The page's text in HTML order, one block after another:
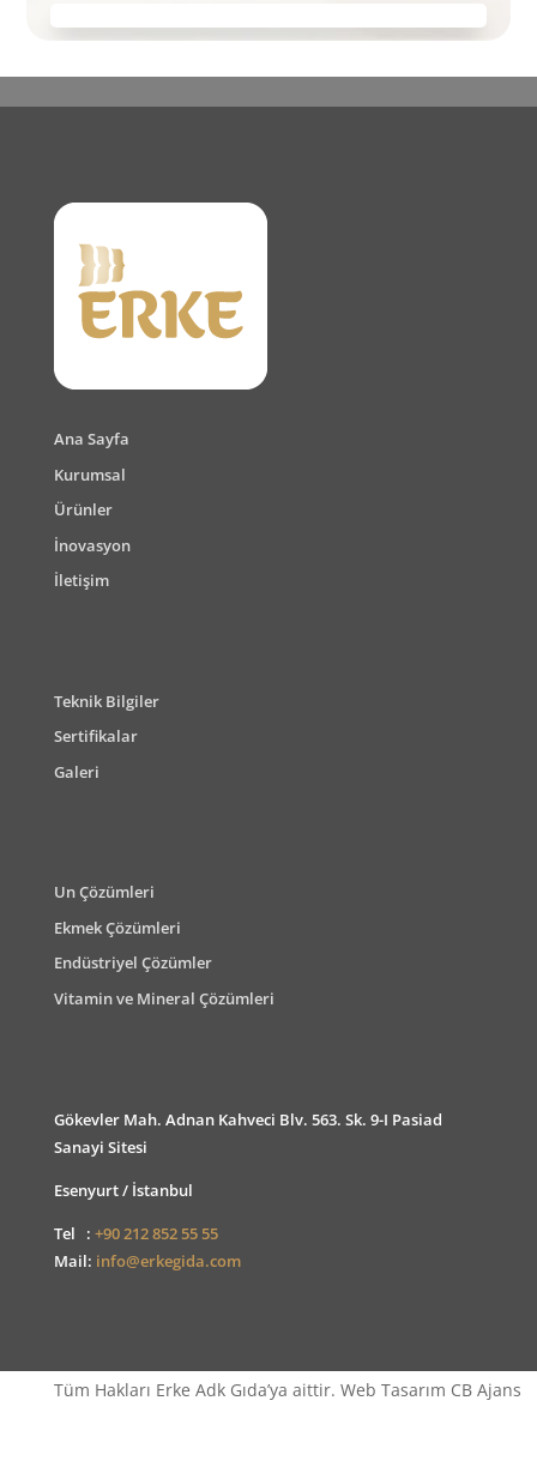
Ana Sayfa
Kurumsal
Ürünler
İnovasyon
İletişim
Teknik Bilgiler
Sertifikalar
Galeri
Un Çözümleri
Ekmek Çözümleri
Endüstriyel Çözümler
Vitamin ve Mineral Çözümleri
Gökevler Mah. Adnan Kahveci Blv. 563. Sk. 9-I Pasiad
Sanayi Sitesi
Esenyurt / İstanbul
Tel : +90 212 852 55 55
Mail: info@erkegida.com
Tüm Hakları Erke Adk Gıda’ya aittir. Web Tasarım CB Ajans